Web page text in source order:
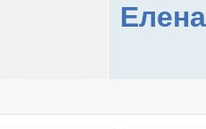
Елена